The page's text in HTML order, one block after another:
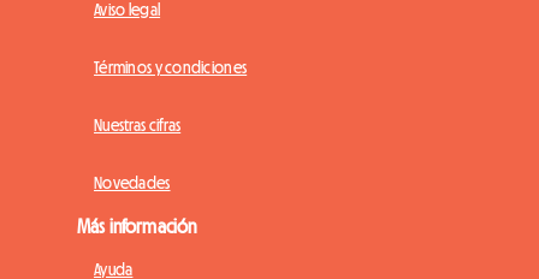
Aviso legal
Términos y condiciones
Nuestras cifras
Novedades
Más información
Ayuda